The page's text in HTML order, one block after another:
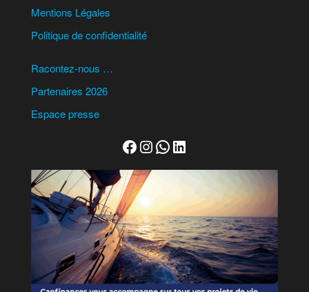
Mentions Légales
Politique de confidentialité
Racontez-nous …
Partenaires 2026
Espace presse
Facebook
Instagram
WhatsApp
LinkedIn